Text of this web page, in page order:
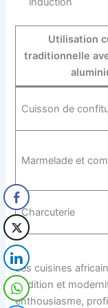
Utilisation
traditionnelle
Cuisson de
Marmelade et
Charcuterie
Les cuisines
tradition et
enthousiasme,